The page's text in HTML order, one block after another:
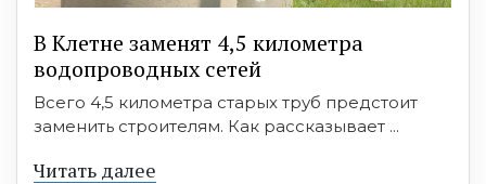
В Клетне заменят 4,5 километра
водопроводных сетей
Всего 4,5 километра старых труб предстоит
заменить строителям. Как рассказывает ...
Читать далее